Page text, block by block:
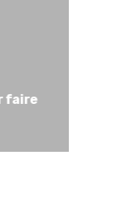
faire